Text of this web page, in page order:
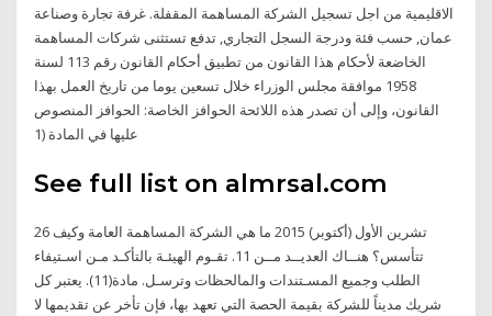
الاقليمية من اجل تسجيل الشركة المساهمة المقفلة. غرفة تجارة وصناعة
عمان, حسب فئة ودرجة السجل التجاري, تدفع تستثنى شركات المساهمة
الخاضعة لأحكام هذا القانون من تطبيق أحكام القانون رقم 113 لسنة
1958 موافقة مجلس الوزراء خلال تسعين يوما من تاريخ العمل بهذا
القانون، وإلى أن تصدر هذه اللائحة الحوافز الخاصة: الحوافز المنصوص
عليها في المادة (1
See full list on almrsal.com
26 تشرين الأول (أكتوبر) 2015 ما هي الشركة المساهمة العامة وكيف
تتأسس؟ هنــاك العديــد مــن 11. تقـوم الهيئـة بالتأكـد مـن اسـتيفاء
الطلب وجميع المسـتندات والمالحظات وترسـل. مادة(11). يعتبر كل
شريك مديناً للشركة بقيمة الحصة التي تعهد بها، فإن تأخر عن تقديمها ‌لا